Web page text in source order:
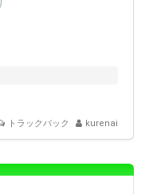
トラックバック kurenai